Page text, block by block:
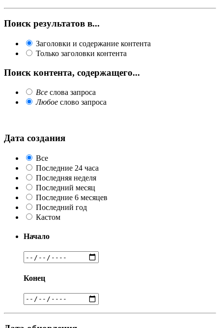
Поиск результатов в...
Заголовки и содержание контента
Только заголовки контента
Поиск контента, содержащего...
Все слова запроса
Любое слово запроса
Дата создания
Все
Последние 24 часа
Последняя неделя
Последний месяц
Последние 6 месяцев
Последний год
Кастом
Начало
Конец